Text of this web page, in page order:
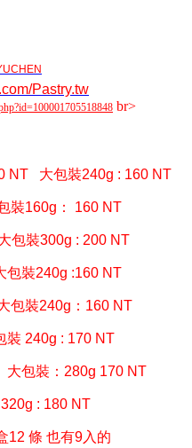
Pastry.tw
br>
NT 大包裝240g : 160 NT
裝160g： 160 NT
包裝300g : 200 NT
包裝240g :160 NT
包裝240g：160 NT
裝 240g : 170 NT
包裝：280g 170 NT
: 180 NT
12 條 也有9入的